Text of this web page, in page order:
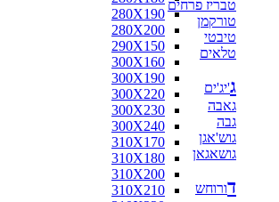
280X190
280X200
290X150
300X160
300X190
300X220
300X230
300X240
310X170
310X180
310X200
310X210
טבריז פרחים
טורקמן
טיבטי
טלאים
ג'יג'ים
גאבה
גבה
גוש'אגן
גושאגאן
דורוחש
200X130
200X140
200X150
200X80
210X130
210X140
210X240
216X250
220X100
220X110
220X120
220X130